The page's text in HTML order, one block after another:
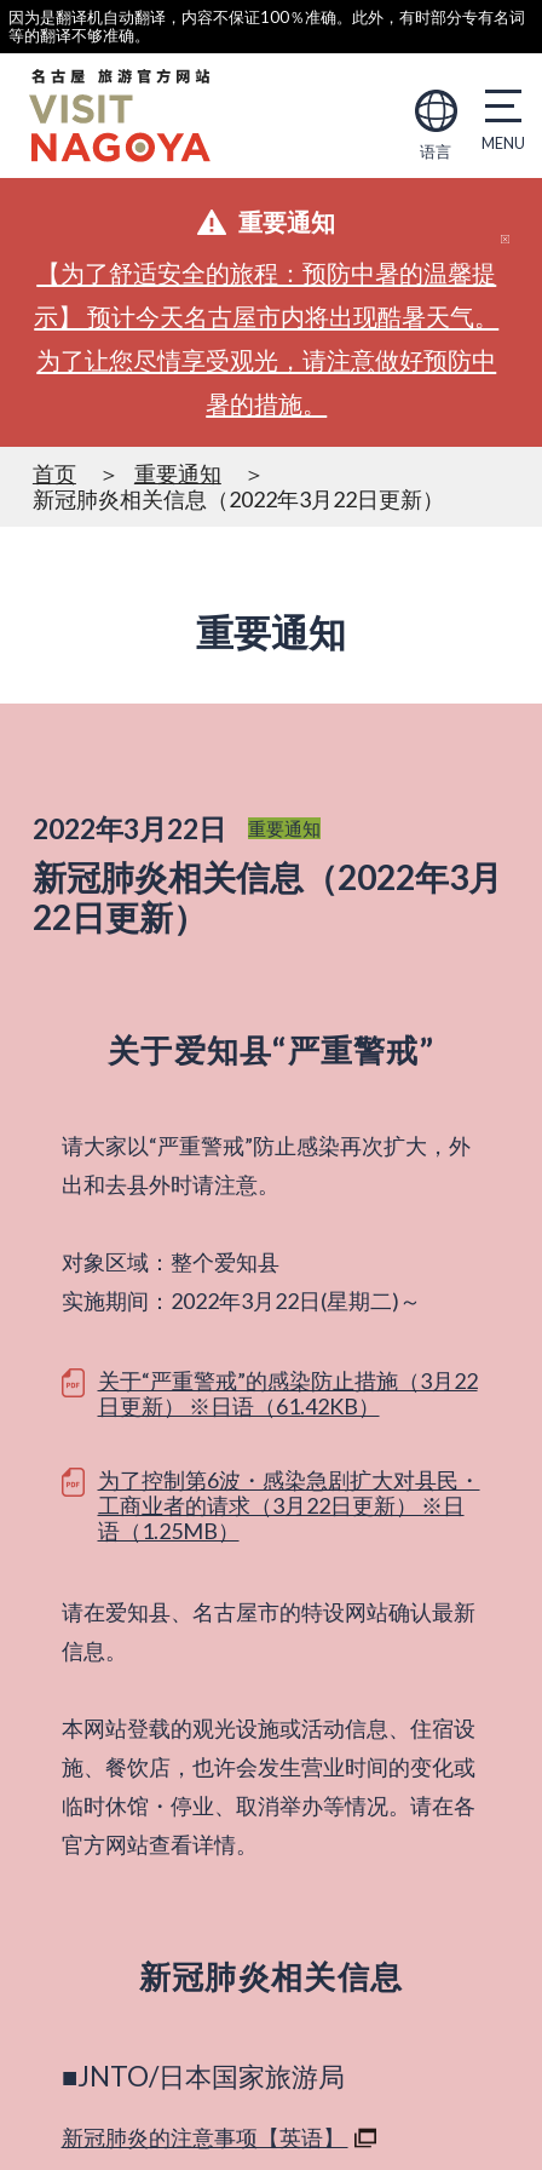
因为是翻译机自动翻译，内容不保证100％准确。此外，有时部分专有名词
等的翻译不够准确。
语言
重要通知
【为了舒适安全的旅程：预防中暑的温馨提
示】 预计今天名古屋市内将出现酷暑天气。
为了让您尽情享受观光，请注意做好预防中
暑的措施。
首页
重要通知
新冠肺炎相关信息（2022年3月22日更新）
重要通知
2022年3月22日 重要通知
新冠肺炎相关信息（2022年3月
22日更新）
关于爱知县“严重警戒”
请大家以“严重警戒”防止感染再次扩大，外
出和去县外时请注意。
对象区域：整个爱知县
实施期间：2022年3月22日(星期二)～
关于“严重警戒”的感染防止措施（3月22
日更新） ※日语（61.42KB）
为了控制第6波・感染急剧扩大对县民・
工商业者的请求（3月22日更新） ※日
语（1.25MB）
请在爱知县、名古屋市的特设网站确认最新
信息。
本网站登载的观光设施或活动信息、住宿设
施、餐饮店，也许会发生营业时间的变化或
临时休馆・停业、取消举办等情况。请在各
官方网站查看详情。
新冠肺炎相关信息
■JNTO/日本国家旅游局
新冠肺炎的注意事项【英语】